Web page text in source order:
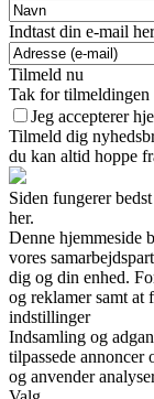
Indtast din e-mail her
Tilmeld nu
Tak for tilmeldingen
Jeg accepterer
Tilmeld dig
du kan altid hoppe
Siden fungerer
her.
Denne hjemmeside
vores
dig og din enhed.
og reklamer samt at
indstillinger
Indsamling og
tilpassede
og anvender